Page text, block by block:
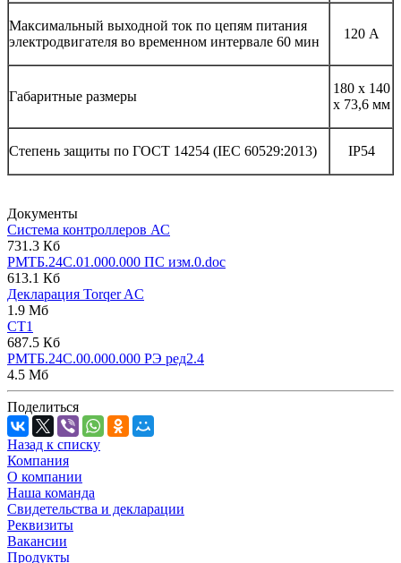
Максимальный выходной ток по цепям питания
электродвигателя во временном интервале 60 мин
120 А
Габаритные размеры
180 х 140
х 73,6 мм
Степень защиты по ГОСТ 14254 (IEC 60529:2013) IP54
Документы
Система контроллеров АС
731.3 Кб
РМТБ.24С.01.000.000 ПС изм.0.doc
613.1 Кб
Декларация Torqer AC
1.9 Мб
СТ1
687.5 Кб
РМТБ.24С.00.000.000 РЭ ред2.4
4.5 Мб
Поделиться
Назад к списку
Компания
О компании
Наша команда
Свидетельства и декларации
Реквизиты
Вакансии
Продукты